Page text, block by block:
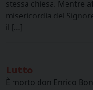
stessa chiesa. Mentre
misericordia del
il […]
Lutto
È morto don Enrico